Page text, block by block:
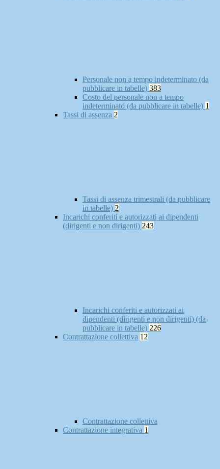
Personale non a tempo indeterminato (da
pubblicare in tabelle) 383
Costo del personale non a tempo
indeterminato (da pubblicare in tabelle) 1
Tassi di assenza 2
Tassi di assenza trimestrali (da pubblicare
in tabelle) 2
Incarichi conferiti e autorizzati ai dipendenti
(dirigenti e non dirigenti) 243
Incarichi conferiti e autorizzati ai
dipendenti (dirigenti e non dirigenti) (da
pubblicare in tabelle) 226
Contrattazione collettiva 12
Contrattazione collettiva
Contrattazione integrativa 1